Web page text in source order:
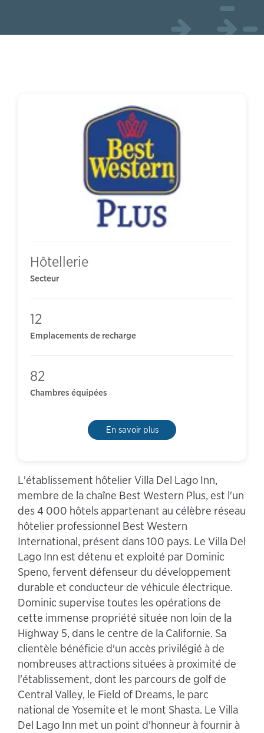
Hôtellerie
Secteur
12
Emplacements de recharge
82
Chambres équipées
En savoir plus
L'établissement hôtelier Villa Del Lago Inn,
membre de la chaîne Best Western Plus, est l'un
des 4 000 hôtels appartenant au célèbre réseau
hôtelier professionnel Best Western
International, présent dans 100 pays. Le Villa Del
Lago Inn est détenu et exploité par Dominic
Speno, fervent défenseur du développement
durable et conducteur de véhicule électrique.
Dominic supervise toutes les opérations de
cette immense propriété située non loin de la
Highway 5, dans le centre de la Californie. Sa
clientèle bénéficie d'un accès privilégié à de
nombreuses attractions situées à proximité de
l'établissement, dont les parcours de golf de
Central Valley, le Field of Dreams, le parc
national de Yosemite et le mont Shasta. Le Villa
Del Lago Inn met un point d'honneur à fournir à